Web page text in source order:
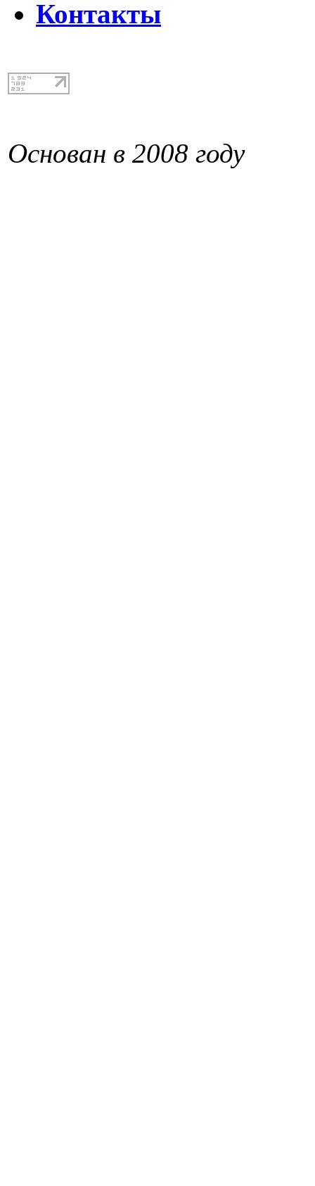
Контакты
Основан в 2008 году